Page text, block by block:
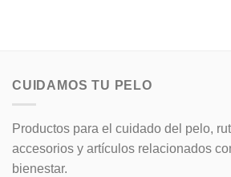
CUIDAMOS TU PELO
Productos para el cuidado del pelo,
accesorios y artículos relacionados
bienestar.